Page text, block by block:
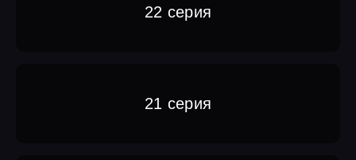
22 серия
21 серия